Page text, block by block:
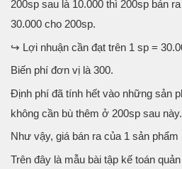
200sp sau là 10.000 thì 200sp bán
30.000 cho 200sp.
↪ Lợi nhuận cần đạt trên 1 sp =
Biến phí đơn vị là 300.
Định phí đã tính hết vào những sản
không cần bù thêm ở 200sp sau này.
Như vậy, giá bán ra của 1 sản phẩm
Trên đây là mẫu bài tập kế toán